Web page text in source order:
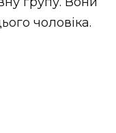
чоловіка.